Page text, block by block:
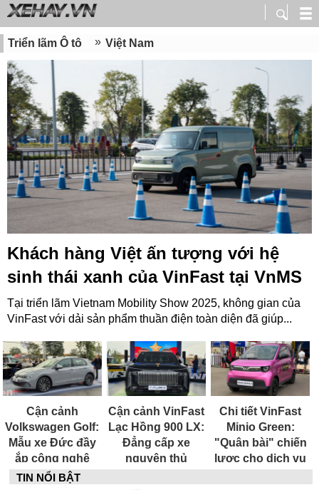
Triển lãm Ô tô Việt Nam
Khách hàng Việt ấn tượng với hệ
sinh thái xanh của VinFast tại VnMS
Tại triển lãm Vietnam Mobility Show 2025, không gian của
VinFast với dải sản phẩm thuần điện toàn diện đã giúp...
Cận cảnh
Volkswagen Golf:
Mẫu xe Đức đầy
ắp công nghệ
Cận cảnh VinFast
Lạc Hồng 900 LX:
Đẳng cấp xe
nguyên thủ
Chi tiết VinFast
Minio Green:
"Quân bài" chiến
lược cho dịch vụ
TIN NỔI BẬT